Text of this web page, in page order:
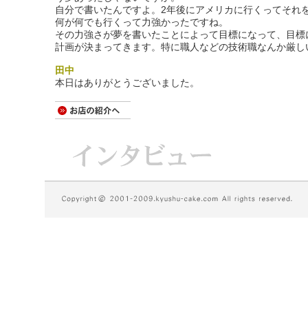
自分で書いたんですよ。2年後にアメリカに行くってそれ
何が何でも行くって力強かったですね。
その力強さが夢を書いたことによって目標になって、目
計画が決まってきます。特に職人などの技術職なんか厳し
田中
本日はありがとうございました。